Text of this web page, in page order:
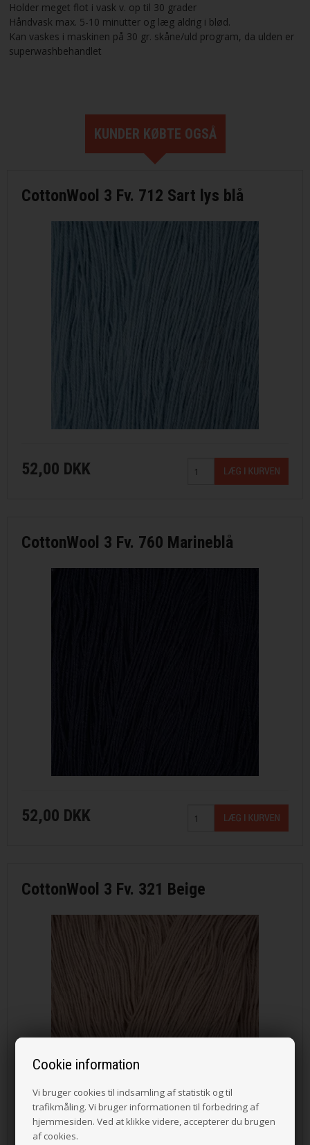
Cookie information
Vi bruger cookies til indsamling af statistik og til
trafikmåling. Vi bruger informationen til forbedring af
hjemmesiden. Ved at klikke videre, accepterer du brugen
af cookies.
Holder meget flot i vask v. op til 30 grader
Håndvask max. 5-10 minutter og læg aldrig i blød.
Kan vaskes i maskinen på 30 gr. skåne/uld program, da ulden er
superwashbehandlet
KUNDER KØBTE OGSÅ
CottonWool 3 Fv. 712 Sart lys blå
52,00 DKK
CottonWool 3 Fv. 760 Marineblå
52,00 DKK
CottonWool 3 Fv. 321 Beige